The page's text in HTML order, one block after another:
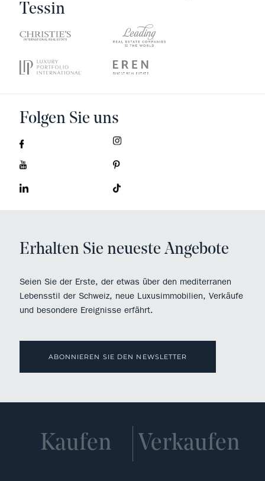
Tessin
Folgen Sie uns
Erhalten Sie neueste Angebote
Seien Sie der Erste, der etwas über den mediterranen
Lebensstil der Schweiz, neue Luxusimmobilien, Verkäufe
und besondere Ereignisse erfährt.
ABONNIEREN SIE DEN NEWSLETTER
Kaufen Verkaufen